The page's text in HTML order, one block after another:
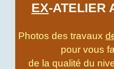
EX-ATELIER
Photos des travaux
pour vous
de la qualité du